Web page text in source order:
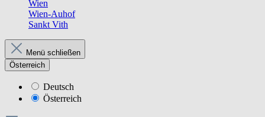
Wien
Wien-Auhof
Sankt Vith
Menü schließen
Österreich
Deutsch
Österreich